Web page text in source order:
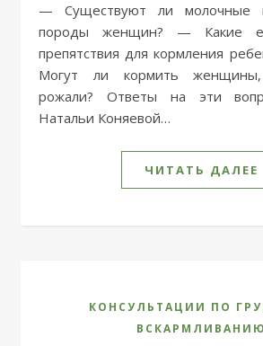
— Существуют ли молочные и немолочные
породы женщин? — Какие
препятствия для кормления
Могут ли кормить
рожали? Ответы на эти
Натальи Коняевой…
ЧИТАТЬ ДАЛЕЕ
КОНСУЛЬТАЦИИ ПО
ВСКАРМЛИВАНИЮ